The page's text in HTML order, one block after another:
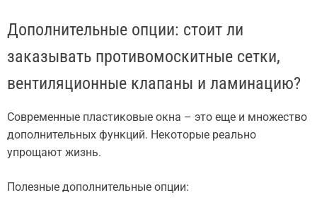
Дополнительные опции: стоит ли
заказывать противомоскитные сетки,
вентиляционные клапаны и ламинацию?
Современные пластиковые окна – это еще и множество
дополнительных функций. Некоторые реально
упрощают жизнь.
Полезные дополнительные опции: